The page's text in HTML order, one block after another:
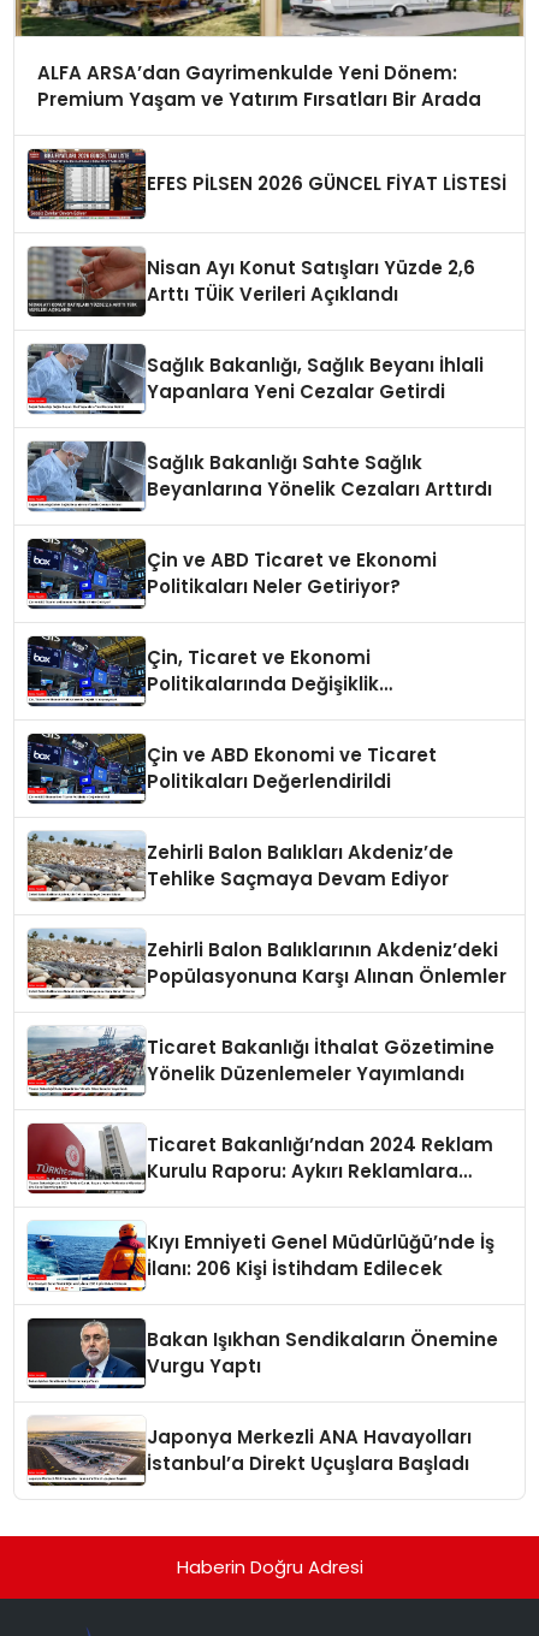
ALFA ARSA’dan Gayrimenkulde Yeni Dönem:
Premium Yaşam ve Yatırım Fırsatları Bir Arada
EFES PİLSEN 2026 GÜNCEL FİYAT LİSTESİ
Nisan Ayı Konut Satışları Yüzde 2,6
Arttı TÜİK Verileri Açıklandı
Sağlık Bakanlığı, Sağlık Beyanı İhlali
Yapanlara Yeni Cezalar Getirdi
Sağlık Bakanlığı Sahte Sağlık
Beyanlarına Yönelik Cezaları Arttırdı
Çin ve ABD Ticaret ve Ekonomi
Politikaları Neler Getiriyor?
Çin, Ticaret ve Ekonomi
Politikalarında Değişiklik
Çin ve ABD Ekonomi ve Ticaret
Politikaları Değerlendirildi
Zehirli Balon Balıkları Akdeniz’de
Tehlike Saçmaya Devam Ediyor
Zehirli Balon Balıklarının Akdeniz’deki
Popülasyonuna Karşı Alınan Önlemler
Ticaret Bakanlığı İthalat Gözetimine
Yönelik Düzenlemeler Yayımlandı
Ticaret Bakanlığı’ndan 2024 Reklam
Kurulu Raporu: Aykırı Reklamlara
Kıyı Emniyeti Genel Müdürlüğü’nde İş
İlanı: 206 Kişi İstihdam Edilecek
Bakan Işıkhan Sendikaların Önemine
Vurgu Yaptı
Japonya Merkezli ANA Havayolları
İstanbul’a Direkt Uçuşlara Başladı
Haberin Doğru Adresi